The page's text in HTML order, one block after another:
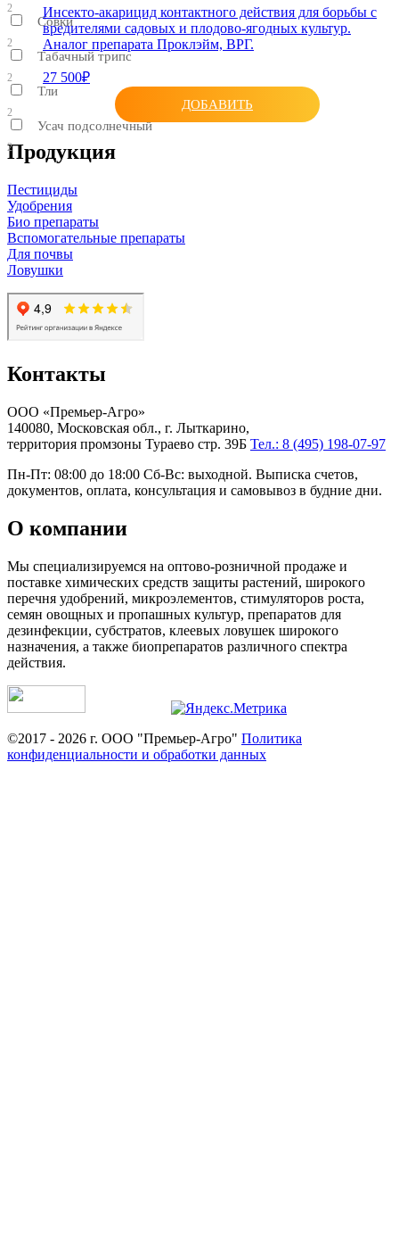
2
Совки
2
Табачный трипс
2
Тли
2
Усач подсолнечный
2
Инсекто-акарицид контактного действия для борьбы с
вредителями садовых и плодово-ягодных культур.
Аналог препарата Проклэйм, ВРГ.
27 500₽
ДОБАВИТЬ
Продукция
Пестициды
Удобрения
Био препараты
Вспомогательные препараты
Для почвы
Ловушки
Контакты
ООО «Премьер-Агро»
140080, Московская обл., г. Лыткарино,
территория промзоны Тураево стр. 39Б Тел.: 8 (495) 198-07-97
Пн-Пт: 08:00 до 18:00 Сб-Вс: выходной. Выписка счетов,
документов, оплата, консультация и самовывоз в будние дни.
О компании
Мы специализируемся на оптово-розничной продаже и
поставке химических средств защиты растений, широкого
перечня удобрений, микроэлементов, стимуляторов роста,
семян овощных и пропашных культур, препаратов для
дезинфекции, субстратов, клеевых ловушек широкого
назначения, а также биопрепаратов различного спектра
действия.
©2017 - 2026 г. ООО "Премьер-Агро" Политика
конфиденциальности и обработки данных